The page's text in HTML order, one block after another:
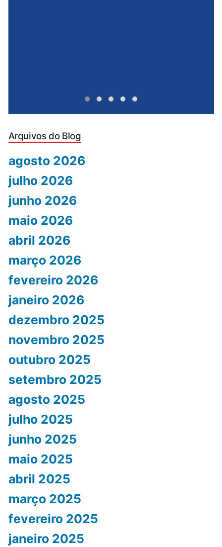
Arquivos do Blog
agosto 2026
julho 2026
junho 2026
maio 2026
abril 2026
março 2026
fevereiro 2026
janeiro 2026
dezembro 2025
novembro 2025
outubro 2025
setembro 2025
agosto 2025
julho 2025
junho 2025
maio 2025
abril 2025
março 2025
fevereiro 2025
janeiro 2025